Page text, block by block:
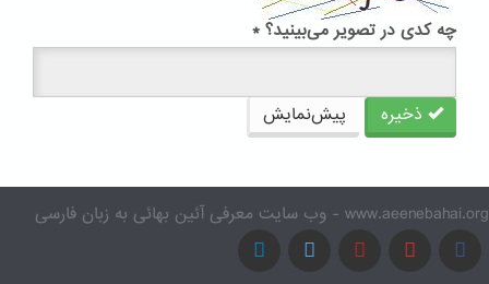
چه کدی در تصویر می‌بینید؟ *
ذخیره پیش‌نمایش
www.aeenebahai.org - وب سایت معرفی آئین بهائی به زبان فارسی